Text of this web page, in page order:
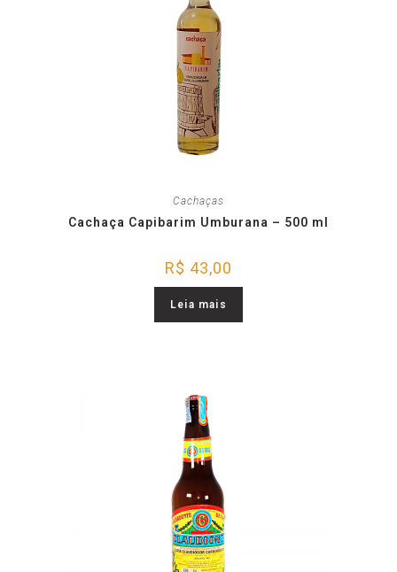
Cachaças
Cachaça Capibarim Umburana – 500 ml
R$ 43,00
Leia mais